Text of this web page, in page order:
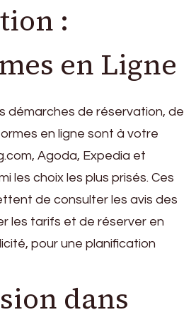
:
en Ligne
démarches de réservation, de
en ligne sont à votre
Agoda, Expedia et
les choix les plus prisés. Ces
de consulter les avis des
les tarifs et de réserver en
pour une planification
dans